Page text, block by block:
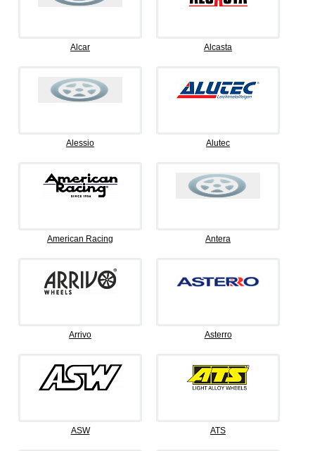
Alcar Alcasta
Alessio Alutec
American Racing Antera
Arrivo Asterro
ASW ATS